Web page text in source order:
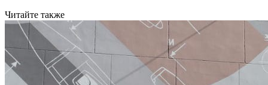
Читайте также